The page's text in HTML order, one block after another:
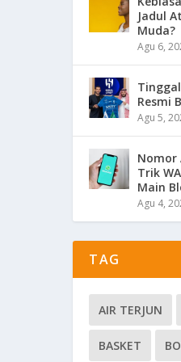
Jadul
Muda?
Agu 6,
Resmi
Agu 5,
Nomor
Trik
Main
Agu 4,
TAG
AIR TERJUN
BASKET